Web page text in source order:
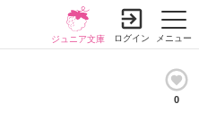
メニュー
ジュニア文庫 ログイン
0